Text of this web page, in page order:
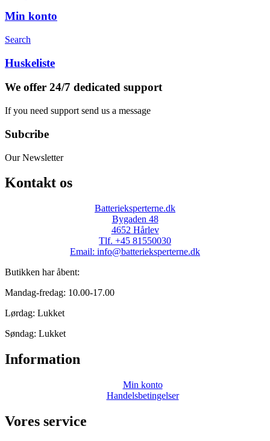
Min konto
Search
Huskeliste
We offer 24/7 dedicated support
If you need support send us a message
Subcribe
Our Newsletter
Kontakt os
Batterieksperterne.dk
Bygaden 48
4652 Hårlev
Tlf. +45 81550030
Email: info@batterieksperterne.dk
Butikken har åbent:
Mandag-fredag: 10.00-17.00
Lørdag: Lukket
Søndag: Lukket
Information
Min konto
Handelsbetingelser
Vores service